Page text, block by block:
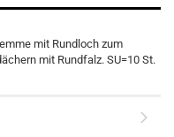
mit Rundloch zum
mit Rundfalz. SU=10 St.